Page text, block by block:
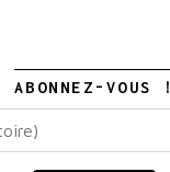
ABONNEZ-VOUS !